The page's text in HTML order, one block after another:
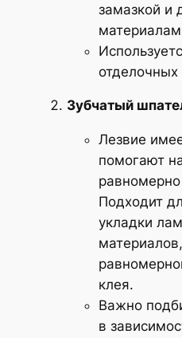
замазкой и
отделочных
Зубчатый
Лезвие
помогают
Подходит
укладки
клея.
Важно
в